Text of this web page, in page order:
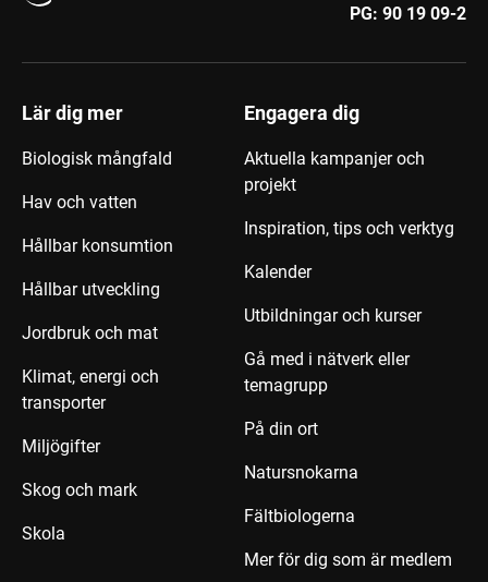
PG: 90 19 09-2
Lär dig mer
Biologisk mångfald
Hav och vatten
Hållbar konsumtion
Hållbar utveckling
Jordbruk och mat
Klimat, energi och
transporter
Miljögifter
Skog och mark
Skola
Engagera dig
Aktuella kampanjer och
projekt
Inspiration, tips och verktyg
Kalender
Utbildningar och kurser
Gå med i nätverk eller
temagrupp
På din ort
Natursnokarna
Fältbiologerna
Mer för dig som är medlem